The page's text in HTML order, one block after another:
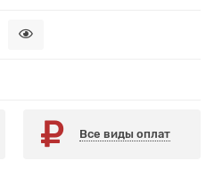
Все виды оплат